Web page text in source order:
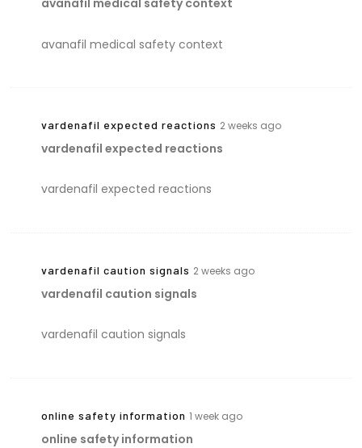
avanafil medical safety context
avanafil medical safety context
vardenafil expected reactions 2 weeks ago
vardenafil expected reactions
vardenafil expected reactions
vardenafil caution signals 2 weeks ago
vardenafil caution signals
vardenafil caution signals
online safety information 1 week ago
online safety information